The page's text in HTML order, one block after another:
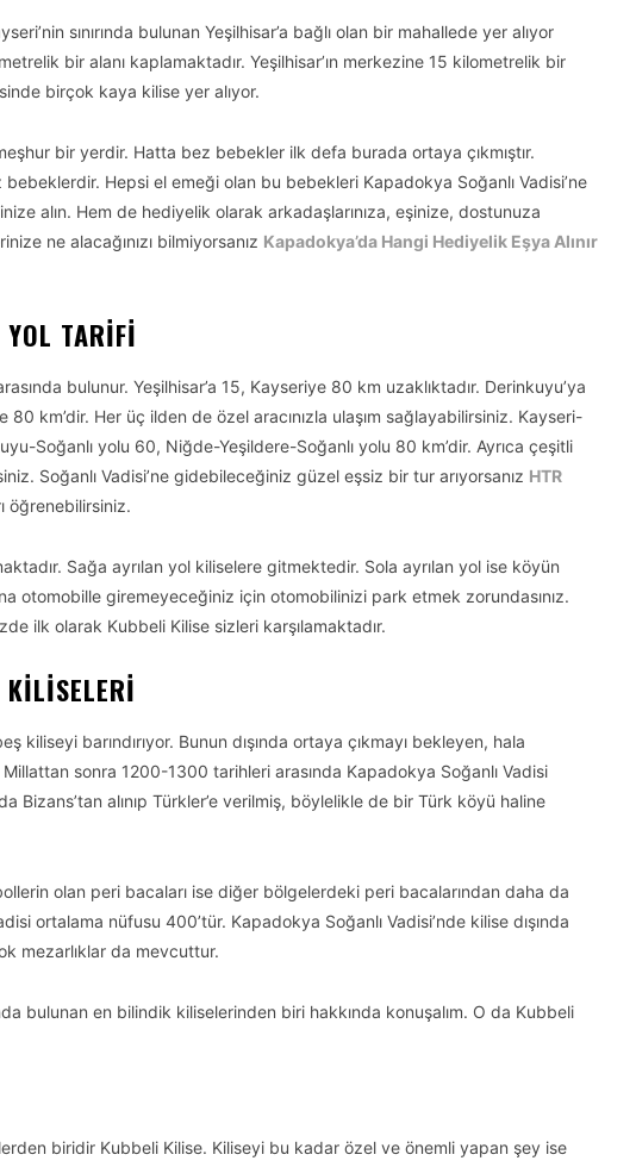
sınırında bulunan Yeşilhisar’a bağlı olan bir mahallede yer alıyor
bir alanı kaplamaktadır. Yeşilhisar’ın merkezine 15 kilometrelik bir
birçok kaya kilise yer alıyor.
bir yerdir. Hatta bez bebekler ilk defa burada ortaya çıkmıştır.
Hepsi el emeği olan bu bebekleri Kapadokya Soğanlı Vadisi’ne
alın. Hem de hediyelik olarak arkadaşlarınıza, eşinize, dostunuza
ne alacağınızı bilmiyorsanız Kapadokya’da Hangi Hediyelik Eşya Alınır
TARIFI
bulunur. Yeşilhisar’a 15, Kayseriye 80 km uzaklıktadır. Derinkuyu’ya
80 km’dir. Her üç ilden de özel aracınızla ulaşım sağlayabilirsiniz. Kayseri-
Soğanlı yolu 60, Niğde-Yeşildere-Soğanlı yolu 80 km’dir. Ayrıca çeşitli
Soğanlı Vadisi’ne gidebileceğiniz güzel eşsiz bir tur arıyorsanız HTR
öğrenebilirsiniz.
Sağa ayrılan yol kiliselere gitmektedir. Sola ayrılan yol ise köyün
otomobille giremeyeceğiniz için otomobilinizi park etmek zorundasınız.
ilk olarak Kubbeli Kilise sizleri karşılamaktadır.
KILISELERI
kiliseyi barındırıyor. Bunun dışında ortaya çıkmayı bekleyen, hala
sonra 1200-1300 tarihleri arasında Kapadokya Soğanlı Vadisi
Bizans’tan alınıp Türkler’e verilmiş, böylelikle de bir Türk köyü haline
olan peri bacaları ise diğer bölgelerdeki peri bacalarından daha da
ortalama nüfusu 400’tür. Kapadokya Soğanlı Vadisi’nde kilise dışında
mezarlıklar da mevcuttur.
bulunan en bilindik kiliselerinden biri hakkında konuşalım. O da Kubbeli
biridir Kubbeli Kilise. Kiliseyi bu kadar özel ve önemli yapan şey ise